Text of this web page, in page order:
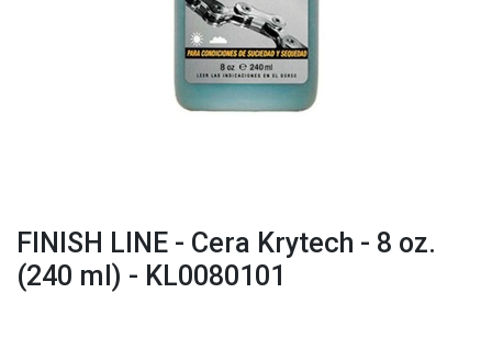
FINISH LINE - Cera Krytech - 8 oz.
(240 ml) - KL0080101